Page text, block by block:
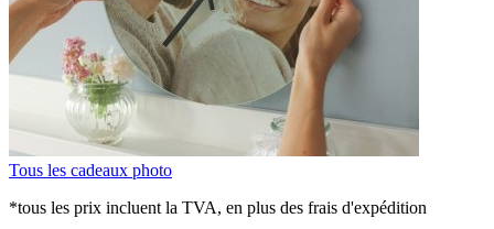
Tous les cadeaux photo
*tous les prix incluent la TVA, en plus des frais d'expédition